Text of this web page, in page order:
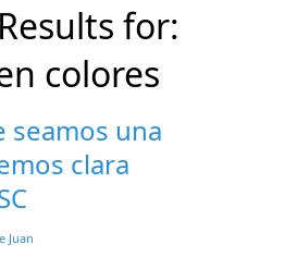
for:
colores
seamos una
clara
Juan